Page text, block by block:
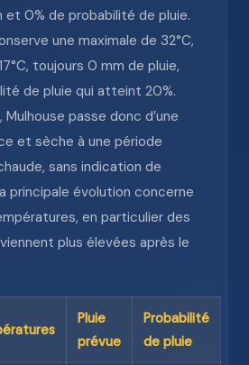
et 0% de probabilité de pluie.
une maximale de 32°C,
toujours 0 mm de pluie,
de pluie qui atteint 20%.
passe donc d’une
et sèche à une période
sans indication de
principale évolution concerne
en particulier des
plus élevées après le
Pluie
prévue
Probabilité
de pluie